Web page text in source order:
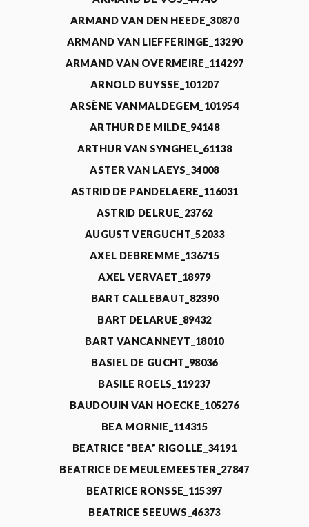
ARMAND VAN DEN HEEDE_30870
ARMAND VAN LIEFFERINGE_13290
ARMAND VAN OVERMEIRE_114297
ARNOLD BUYSSE_101207
ARSÈNE VANMALDEGEM_101954
ARTHUR DE MILDE_94148
ARTHUR VAN SYNGHEL_61138
ASTER VAN LAEYS_34008
ASTRID DE PANDELAERE_116031
ASTRID DELRUE_23762
AUGUST VERGUCHT_52033
AXEL DEBREMME_136715
AXEL VERVAET_18979
BART CALLEBAUT_82390
BART DELARUE_89432
BART VANCANNEYT_18010
BASIEL DE GUCHT_98036
BASILE ROELS_119237
BAUDOUIN VAN HOECKE_105276
BEA MORNIE_114315
BEATRICE “BEA” RIGOLLE_34191
BEATRICE DE MEULEMEESTER_27847
BEATRICE RONSSE_115397
BEATRICE SEEUWS_46373